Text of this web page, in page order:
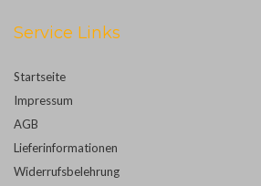
Service Links
Startseite
Impressum
AGB
Lieferinformationen
Widerrufsbelehrung